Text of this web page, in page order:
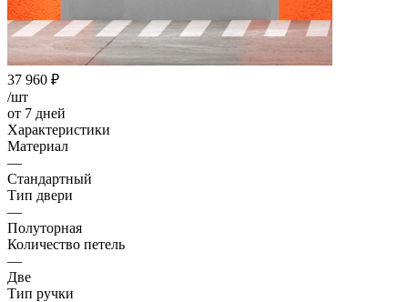
37 960 ₽
/шт
от 7 дней
Характеристики
Материал
—
Стандартный
Тип двери
—
Полуторная
Количество петель
—
Две
Тип ручки